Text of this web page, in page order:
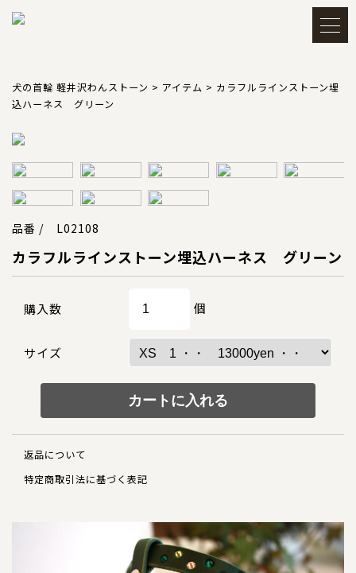
メルマガ登録・解除 アカウント
買い物かごを見る
TOP
犬の本革首輪
犬の本革リード
犬の迷子札
犬のネックレス
犬の本革ハーフチョーク
犬の首輪 軽井沢わんストーン > アイテム > カラフルラインストーン埋
込ハーネス グリーン
品番 / L02108
カラフルラインストーン埋込ハーネス グリーン
購入数 個
サイズ
返品について
特定商取引法に基づく表記